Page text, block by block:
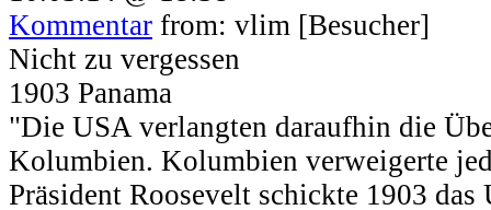
Kommentar from: vlim [Besucher]
Nicht zu vergessen
1903 Panama
"Die USA verlangten daraufhin die
Kolumbien. Kolumbien verweigerte
Präsident Roosevelt schickte 1903